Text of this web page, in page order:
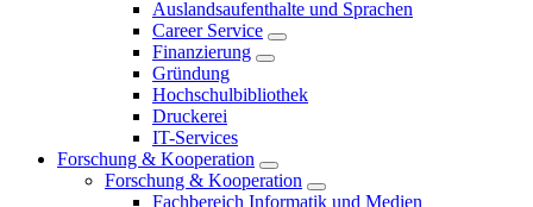
Auslandsaufenthalte und Sprachen
Career Service
Finanzierung
Gründung
Hochschulbibliothek
Druckerei
IT-Services
Forschung & Kooperation
Forschung & Kooperation
Fachbereich Informatik und Medien